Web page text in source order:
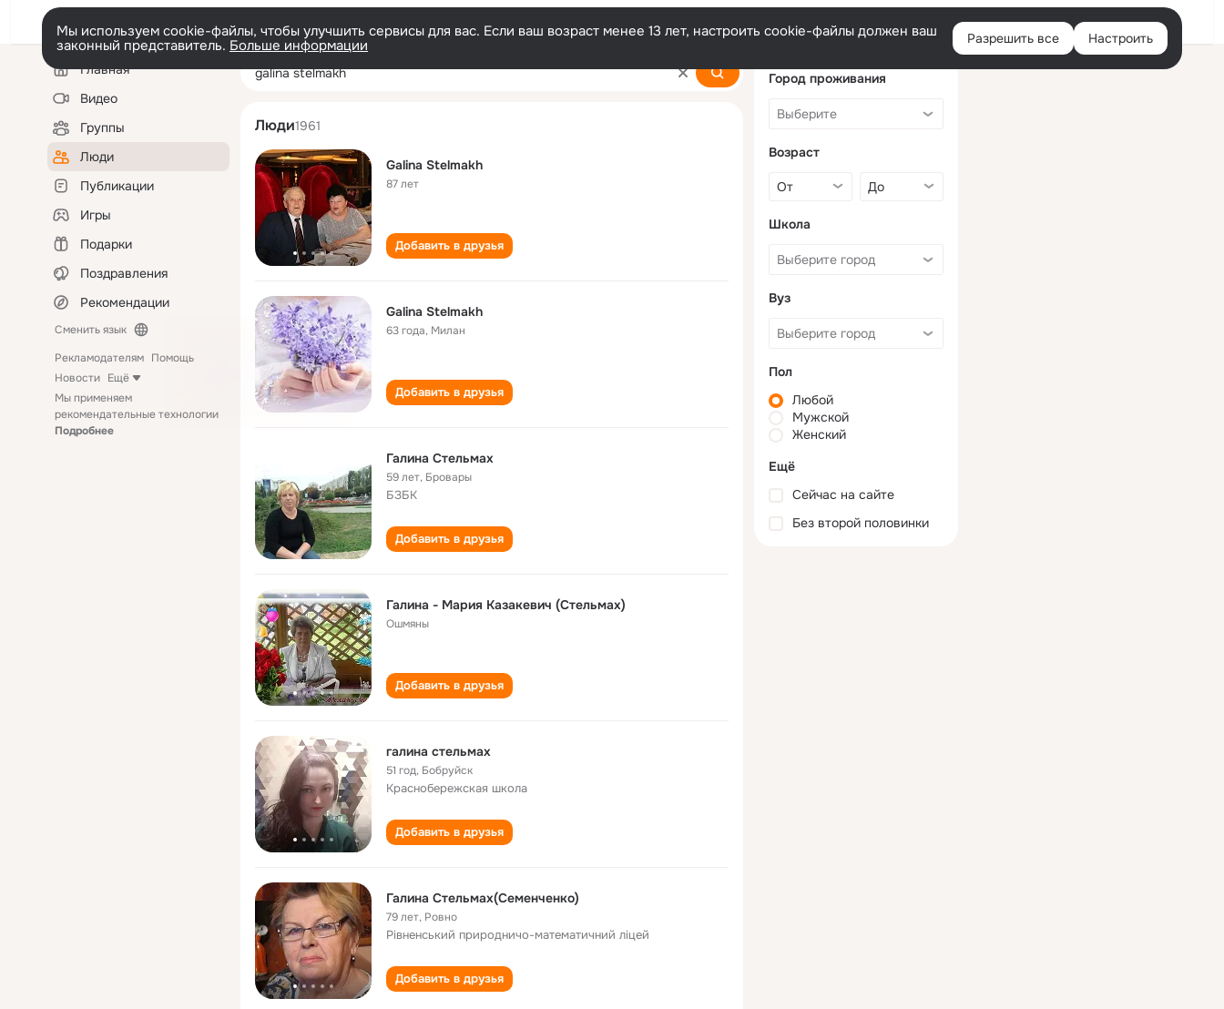
Войти
Мы используем cookie-файлы, чтобы улучшить сервисы для вас. Если ваш возраст менее 13 лет, настроить cookie-файлы должен ваш
законный представитель. Больше информации Разрешить все Настроить
Левая
колонкаГлавная
Видео
Группы
Люди
Публикации
Игры
Подарки
Поздравления
Рекомендации
Сменить язык
Рекламодателям Помощь
Новости Ещё
Мы применяем
рекомендательные технологии
Подробнее
galina stelmakh
Люди1961
Galina Stelmakh
87 лет
Добавить в друзья
Galina Stelmakh
63 года, Милан
Добавить в друзья
Галина Стельмах
59 лет, Бровары
БЗБК
Добавить в друзья
Галина - Мария Казакевич (Стельмах)
Ошмяны
Добавить в друзья
галина стельмах
51 год, Бобруйск
Краснобережская школа
Добавить в друзья
Галина Стельмах(Семенченко)
79 лет, Ровно
Рівненський природничо-математичний ліцей
Добавить в друзья
Город проживания
Возраст
Школа
Вуз
Пол
Любой
Мужской
Женский
Ещё
Сейчас на сайте
Без второй половинки